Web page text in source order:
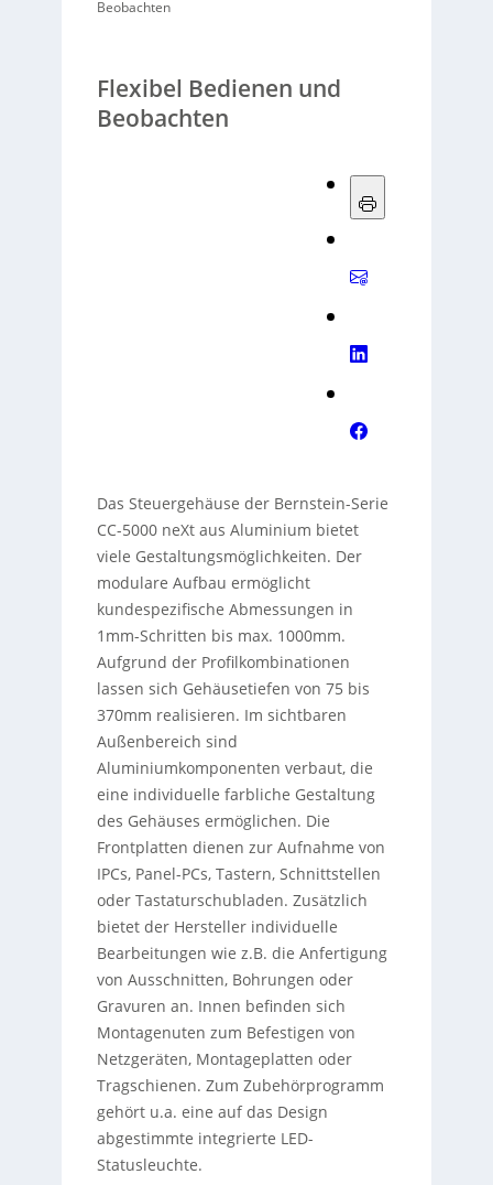
Beobachten
Flexibel Bedienen und
Beobachten
Das Steuergehäuse der Bernstein-Serie
CC-5000 neXt aus Aluminium bietet
viele Gestaltungsmöglichkeiten. Der
modulare Aufbau ermöglicht
kundespezifische Abmessungen in
1mm-Schritten bis max. 1000mm.
Aufgrund der Profilkombinationen
lassen sich Gehäusetiefen von 75 bis
370mm realisieren. Im sichtbaren
Außenbereich sind
Aluminiumkomponenten verbaut, die
eine individuelle farbliche Gestaltung
des Gehäuses ermöglichen. Die
Frontplatten dienen zur Aufnahme von
IPCs, Panel-PCs, Tastern, Schnittstellen
oder Tastaturschubladen. Zusätzlich
bietet der Hersteller individuelle
Bearbeitungen wie z.B. die Anfertigung
von Ausschnitten, Bohrungen oder
Gravuren an. Innen befinden sich
Montagenuten zum Befestigen von
Netzgeräten, Montageplatten oder
Tragschienen. Zum Zubehörprogramm
gehört u.a. eine auf das Design
abgestimmte integrierte LED-
Statusleuchte.